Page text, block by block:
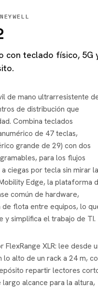
con teclado físico, 5G
de mano ultrarresistente
de distribución que
Combina teclados
de 47 teclas,
grande de 29) con dos
para los flujos
ciegas por tecla sin mirar la
Edge, la plataforma
común de hardware,
flota entre equipos, lo
y simplifica el trabajo de TI.
XLR: lee desde
lo alto de un rack a 24 m,
repartir lectores
alcance para la altura,